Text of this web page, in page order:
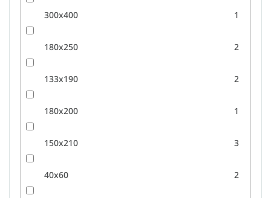
300x400 1
180x250 2
133x190 2
180x200 1
150x210 3
40x60 2